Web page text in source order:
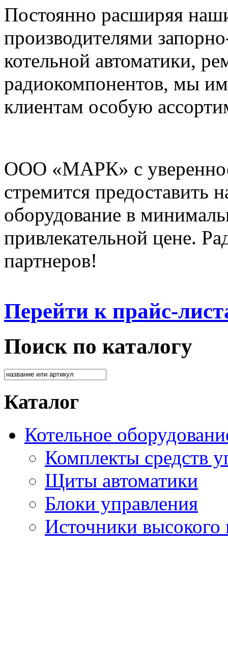
Постоянно расширяя
производителями
котельной автоматики,
радиокомпонентов, мы
клиентам особую
ООО «МАРК» с
стремится предоставить
оборудование в
привлекательной цене.
партнеров!
Перейти к прайс-
Поиск по каталогу
Каталог
Котельное
Комплекты средств
Щиты автоматики
Блоки управления
Источники высокого